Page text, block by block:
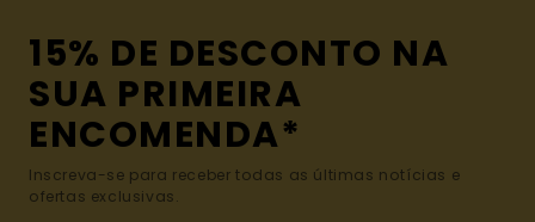
15% DE DESCONTO NA
SUA PRIMEIRA
ENCOMENDA*
Inscreva-se para receber todas as últimas notícias e
ofertas exclusivas.